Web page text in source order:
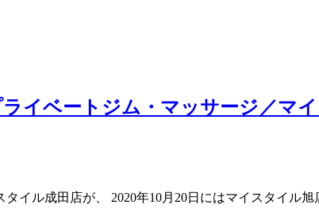
ライベートジム・マッサージ／マ
タイル成田店が、 2020年10月20日にはマイスタイ